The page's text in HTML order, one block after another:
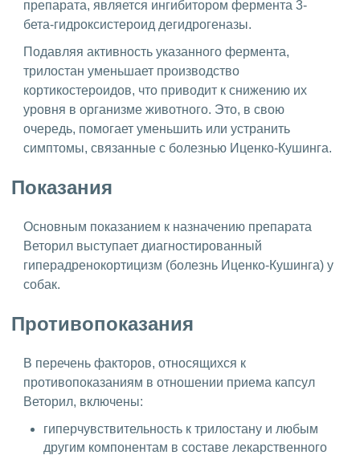
препарата, является ингибитором фермента 3-
бета-гидроксистероид дегидрогеназы.
Подавляя активность указанного фермента,
трилостан уменьшает производство
кортикостероидов, что приводит к снижению их
уровня в организме животного. Это, в свою
очередь, помогает уменьшить или устранить
симптомы, связанные с болезнью Иценко-Кушинга.
Показания
Основным показанием к назначению препарата
Веторил выступает диагностированный
гиперадренокортицизм (болезнь Иценко-Кушинга) у
собак.
Противопоказания
В перечень факторов, относящихся к
противопоказаниям в отношении приема капсул
Веторил, включены:
гиперчувствительность к трилостану и любым
другим компонентам в составе лекарственного